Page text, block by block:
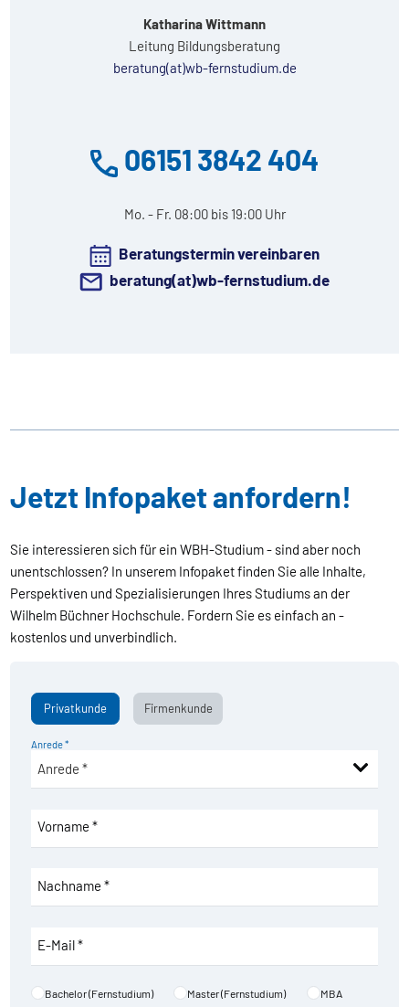
Katharina Wittmann
Leitung Bildungsberatung
beratung(at)wb-fernstudium.de
06151 3842 404
Mo. - Fr. 08:00 bis 19:00 Uhr
Beratungstermin vereinbaren
beratung(at)wb-fernstudium.de
Jetzt Infopaket anfordern!
Sie interessieren sich für ein WBH-Studium - sind aber noch
unentschlossen? In unserem Infopaket finden Sie alle Inhalte,
Perspektiven und Spezialisierungen Ihres Studiums an der
Wilhelm Büchner Hochschule. Fordern Sie es einfach an -
kostenlos und unverbindlich.
Privatkunde Firmenkunde
Anrede *
Vorname *
Nachname *
E-Mail *
Bachelor (Fernstudium) Master (Fernstudium) MBA